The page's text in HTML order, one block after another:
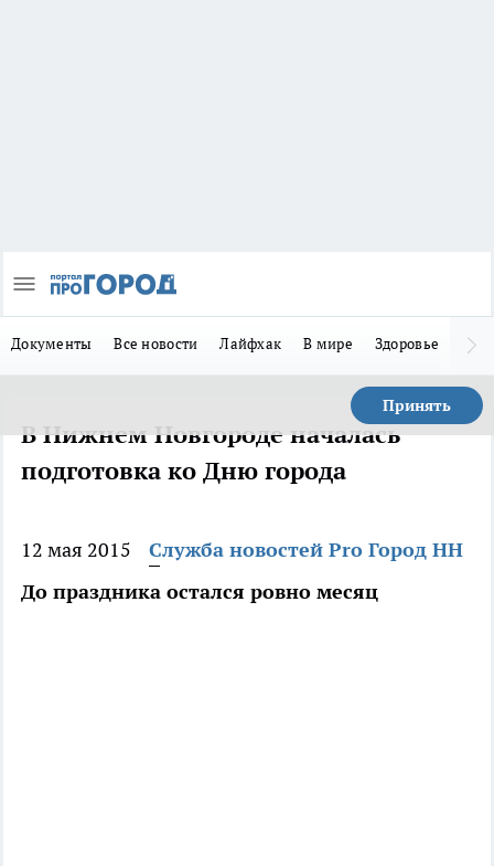
Документы Все новости Лайфхак В мире Здоровье
Принять
В Нижнем Новгороде началась
подготовка ко Дню города
12 мая 2015
Служба новостей Pro Город НН
До праздника остался ровно месяц